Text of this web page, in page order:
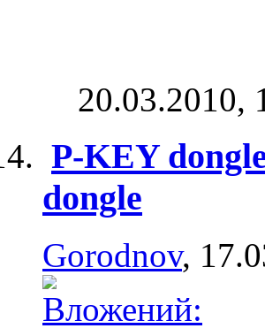
20.03.2010,
P-KEY
dongle
Gorodnov,